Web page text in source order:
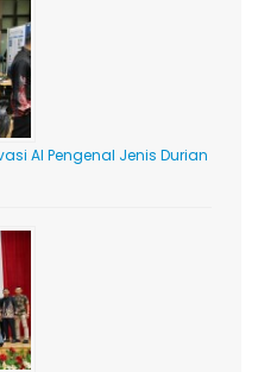
AI Pengenal Jenis Durian